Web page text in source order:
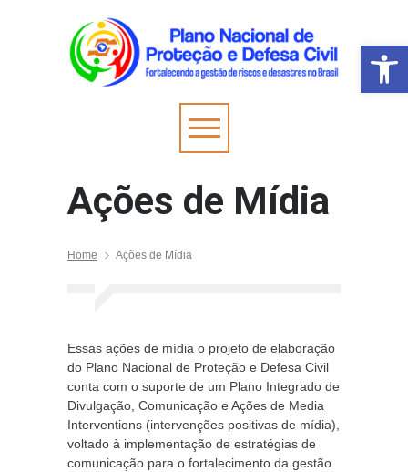
Barra de
Ações de Mídia
Home Ações de Mídia
Essas ações de mídia o projeto de elaboração
do Plano Nacional de Proteção e Defesa Civil
conta com o suporte de um Plano Integrado de
Divulgação, Comunicação e Ações de Media
Interventions (intervenções positivas de mídia),
voltado à implementação de estratégias de
comunicação para o fortalecimento da gestão